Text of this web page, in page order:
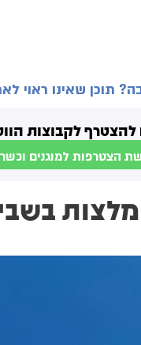
תוכן שאינו ראוי
להצטרף לקבוצות
הצטרפות למוגנים